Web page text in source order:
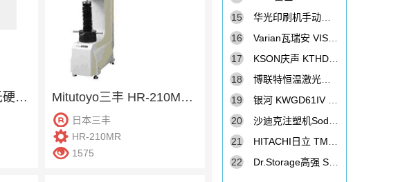
中泽 FV-300E 维克氏硬度计 Mitutoyo三丰 HR-210MR 洛氏硬度计
日本三丰
HR-210MR
1575
15
华光印刷机手动凸版印刷机
16
Varian瓦瑞安 VISTA-PRO 光谱仪
17
KSON庆声 KTHD-715BS 恒温恒湿柜
18
博联特恒温激光锡焊机BTST-30D
19
银河 KWGD61IV 高温变率温度柜
20
沙迪克注塑机Sodick（射出成型机）GA100
21
HITACHI日立 TM3030 台式电子显微镜
22
Dr.Storage高强 SDE-1452 防潮箱